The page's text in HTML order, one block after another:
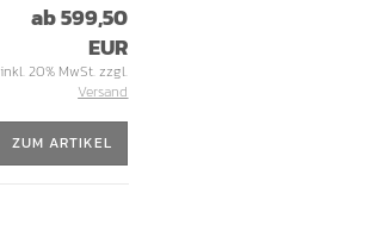
ab 599,50
EUR
inkl. 20% MwSt. zzgl.
Versand
ZUM ARTIKEL